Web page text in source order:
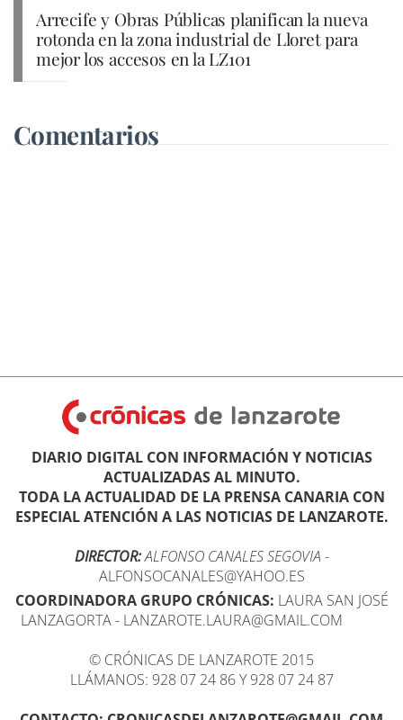
Arrecife y Obras Públicas planifican la nueva
rotonda en la zona industrial de Lloret para
mejor los accesos en la LZ101
Comentarios
DIARIO DIGITAL CON INFORMACIÓN Y NOTICIAS
ACTUALIZADAS AL MINUTO.
TODA LA ACTUALIDAD DE LA PRENSA CANARIA CON
ESPECIAL ATENCIÓN A LAS NOTICIAS DE LANZAROTE.
DIRECTOR:ALFONSO CANALES SEGOVIA -
ALFONSOCANALES@YAHOO.ES
COORDINADORA GRUPO CRÓNICAS: LAURA SAN JOSÉ
LANZAGORTA - LANZAROTE.LAURA@GMAIL.COM
© CRÓNICAS DE LANZAROTE 2015
LLÁMANOS: 928 07 24 86 Y 928 07 24 87